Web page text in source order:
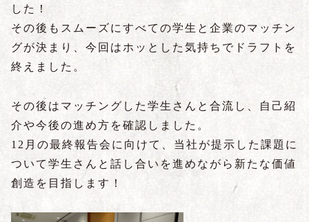
した！
その後もスムーズにすべての学生と企業のマッチン
グが決まり、今回はホッとした気持ちでドラフトを
終えました。
その後はマッチングした学生さんと合流し、自己紹
介や今後の進め方を確認しました。
12月の最終報告会に向けて、当社が提示した課題に
ついて学生さんと話し合いを進めながら新たな価値
創造を目指します！